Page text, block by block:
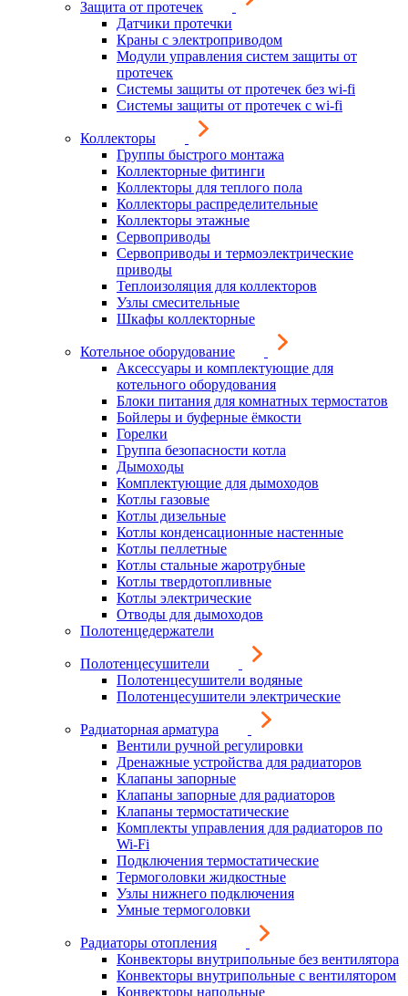
Защита от протечек
Датчики протечки
Краны с электроприводом
Модули управления систем защиты от
протечек
Системы защиты от протечек без wi-fi
Системы защиты от протечек с wi-fi
Коллекторы
Группы быстрого монтажа
Коллекторные фитинги
Коллекторы для теплого пола
Коллекторы распределительные
Коллекторы этажные
Сервоприводы
Сервоприводы и термоэлектрические
приводы
Теплоизоляция для коллекторов
Узлы смесительные
Шкафы коллекторные
Котельное оборудование
Аксессуары и комплектующие для
котельного оборудования
Блоки питания для комнатных термостатов
Бойлеры и буферные ёмкости
Горелки
Группа безопасности котла
Дымоходы
Комплектующие для дымоходов
Котлы газовые
Котлы дизельные
Котлы конденсационные настенные
Котлы пеллетные
Котлы стальные жаротрубные
Котлы твердотопливные
Котлы электрические
Отводы для дымоходов
Полотенцедержатели
Полотенцесушители
Полотенцесушители водяные
Полотенцесушители электрические
Радиаторная арматура
Вентили ручной регулировки
Дренажные устройства для радиаторов
Клапаны запорные
Клапаны запорные для радиаторов
Клапаны термостатические
Комплекты управления для радиаторов по
Wi-Fi
Подключения термостатические
Термоголовки жидкостные
Узлы нижнего подключения
Умные термоголовки
Радиаторы отопления
Конвекторы внутрипольные без вентилятора
Конвекторы внутрипольные с вентилятором
Конвекторы напольные